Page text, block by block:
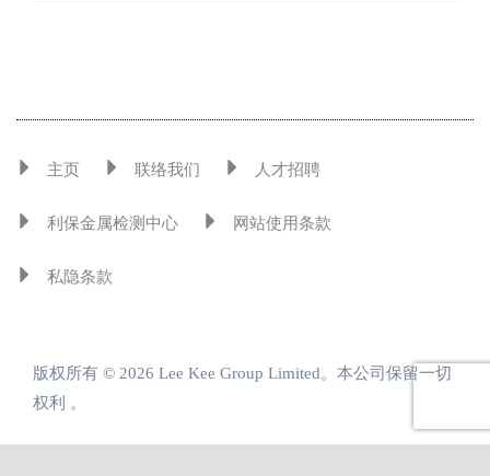
主页 联络我们 人才招聘
利保金属检测中心 网站使用条款
私隐条款
版权所有 © 2026 Lee Kee Group Limited。本公司保留一切
权利 。